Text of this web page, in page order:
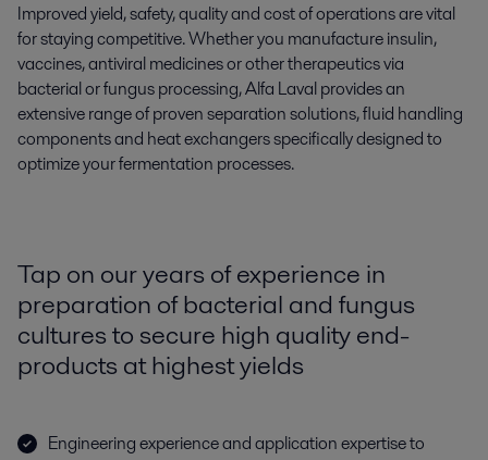
Improved yield, safety, quality and cost of operations are vital
for staying competitive. Whether you manufacture insulin,
vaccines, antiviral medicines or other therapeutics via
bacterial or fungus processing, Alfa Laval provides an
extensive range of proven separation solutions, fluid handling
components and heat exchangers specifically designed to
optimize your fermentation processes.
Tap on our years of experience in
preparation of bacterial and fungus
cultures to secure high quality end-
products at highest yields
Engineering experience and application expertise to